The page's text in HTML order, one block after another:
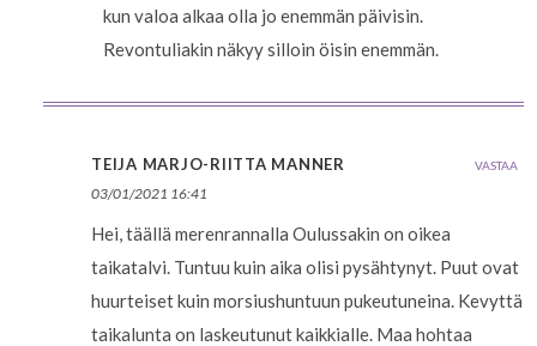
kun valoa alkaa olla jo enemmän päivisin.
Revontuliakin näkyy silloin öisin enemmän.
TEIJA MARJO-RIITTA MANNER
03/01/2021 16:41
Hei, täällä merenrannalla Oulussakin on oikea
taikatalvi. Tuntuu kuin aika olisi pysähtynyt. Puut ovat
huurteiset kuin morsiushuntuun pukeutuneina. Kevyttä
taikalunta on laskeutunut kaikkialle. Maa hohtaa
VASTAA